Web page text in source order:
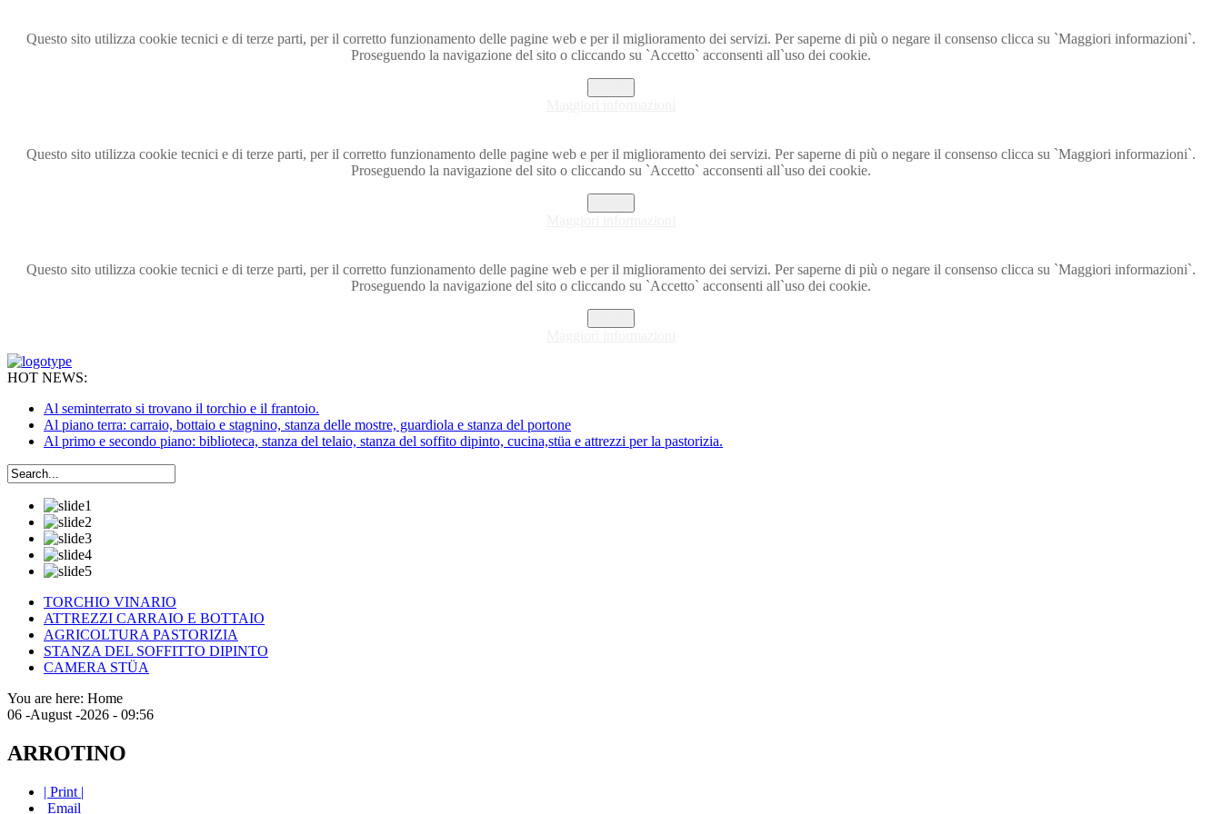
Questo sito utilizza cookie tecnici e di terze parti, per il corretto funzionamento delle pagine web e per il miglioramento dei servizi. Per saperne di più o negare il consenso clicca su `Maggiori informazioni`.
Proseguendo la navigazione del sito o cliccando su `Accetto` acconsenti all`uso dei cookie.
Questo sito utilizza cookie tecnici e di terze parti, per il corretto funzionamento delle pagine web e per il miglioramento dei servizi. Per saperne di più o negare il consenso clicca su `Maggiori informazioni`.
Proseguendo la navigazione del sito o cliccando su `Accetto` acconsenti all`uso dei cookie.
Questo sito utilizza cookie tecnici e di terze parti, per il corretto funzionamento delle pagine web e per il miglioramento dei servizi. Per saperne di più o negare il consenso clicca su `Maggiori informazioni`.
Proseguendo la navigazione del sito o cliccando su `Accetto` acconsenti all`uso dei cookie.
HOT NEWS:
Al seminterrato si trovano il torchio e il frantoio.
Al piano terra: carraio, bottaio e stagnino, stanza delle mostre, guardiola e stanza del portone
Al primo e secondo piano: biblioteca, stanza del telaio, stanza del soffito dipinto, cucina,stüa e attrezzi per la pastorizia.
TORCHIO VINARIO
ATTREZZI CARRAIO E BOTTAIO
AGRICOLTURA PASTORIZIA
STANZA DEL SOFFITTO DIPINTO
CAMERA STÜA
You are here: Home
06 -August -2026 - 09:56
ARROTINO
| Print |
Email